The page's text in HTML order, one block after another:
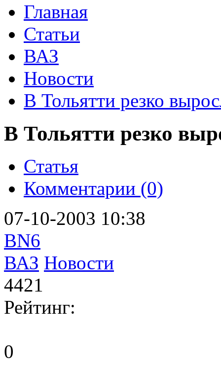
Главная
Статьи
ВАЗ
Новости
В Тольятти резко
В Тольятти резко
Статья
Комментарии (0)
07-10-2003 10:38
BN6
ВАЗ Новости
4421
Рейтинг:
0